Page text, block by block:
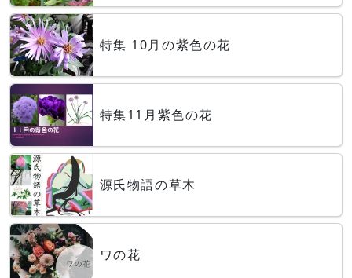
特集 10月の紫色の花
特集11月紫色の花
源氏物語の草木
ワの花